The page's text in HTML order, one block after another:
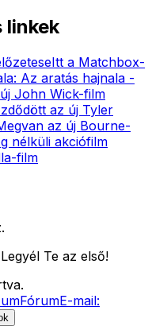
linkek
Itt a Matchbox-
Az aratás hajnala -
John Wick-film
az új Tyler
az új Bourne-
nélküli akciófilm
film
Te az első!
FórumE-mail: